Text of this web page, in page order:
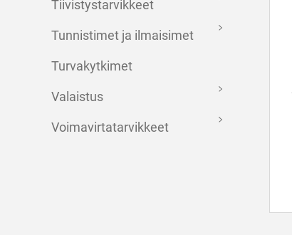
Tiivistystarvikkeet
Tunnistimet ja ilmaisimet
Turvakytkimet
Valaistus
Voimavirtatarvikkeet